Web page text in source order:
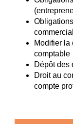
Modifier la
comptable
Dépôt des
Droit au
compte